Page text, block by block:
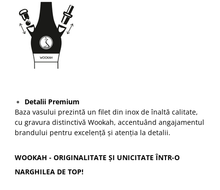
Detalii Premium
Baza vasului prezintă un filet din inox de înaltă calitate,
cu gravura distinctivă Wookah, accentuând angajamentul
brandului pentru excelență și atenția la detalii.
WOOKAH - ORIGINALITATE ȘI UNICITATE ÎNTR-O
NARGHILEA DE TOP!